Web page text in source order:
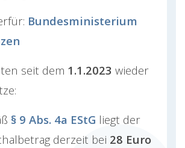
Bundesministerium
seit dem 1.1.2023 wieder
§ 9 Abs. 4a EStG liegt der
derzeit bei 28 Euro